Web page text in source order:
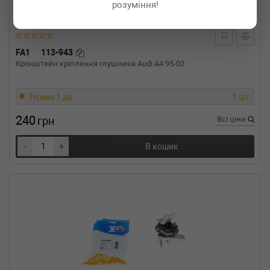
розуміння!
2.0 16V (BM0U, CM0U) 135 л.с. (2002-н.в.) 135
двигатель, Об'єм: 99cc, Потужність: 135HP)
л.с. (2002-11-01-) (Тип: Дизель, Об'єм: 88cc,
MEGANE II (BM0/1_, CM0/1_)
1.9 dCi 90 л.с. (2002-2005) 90 л.с. (2002-11-
01-2005-12-01) (Тип: Дизель, Об'єм: 66cc,
MEGANE II (BM0/1_, CM0/1_)
1.9 dCi 131 л.с. (2005-н.в.) 131 л.с. (2005-05-
110HP)
RENAULT MEGANE II (BM0/1_, CM0/1_)
1.6 16V (BM0C, CM0C) 113 л.с. (2002-н.в.) 113
л.с. (2002-11-01-) (Тип: Бензиновый
FA1 113-943
Кронштейн кріплення глушника Audi A4 95-02
Термін 1 дн. 1 шт.
240 грн Всі ціни
- + В кошик